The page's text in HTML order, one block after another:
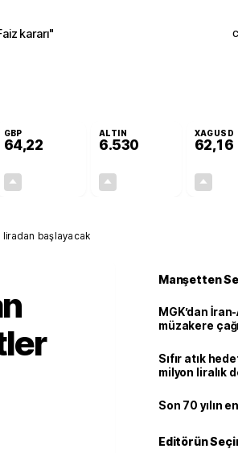
kararı"
GBP
64,22
ALTIN
6.530
XAGUSD
62,16
liradan başlayacak
Manşetten
MGK’dan
müzakere
Sıfır atık
milyon liralık
Son 70 yılın
Editörün